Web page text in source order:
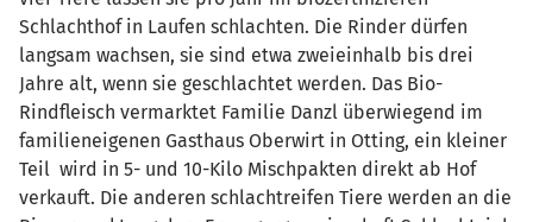
Schlachthof in Laufen schlachten. Die Rinder dürfen
langsam wachsen, sie sind etwa zweieinhalb bis drei
Jahre alt, wenn sie geschlachtet werden. Das Bio-
Rindfleisch vermarktet Familie Danzl überwiegend im
familieneigenen Gasthaus Oberwirt in Otting, ein kleiner
Teil wird in 5- und 10-Kilo Mischpakten direkt ab Hof
verkauft. Die anderen schlachtreifen Tiere werden an die